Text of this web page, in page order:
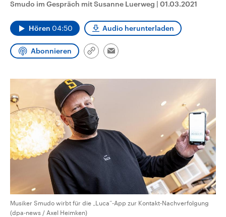
und Kandidaten der anstehenden
Audio-Archiv
Smudo im Gespräch mit Susanne Luerweg | 01.03.2021
Hören 04:50 Audio herunterladen
Abonnieren
Link
Email
Musiker Smudo wirbt für die „Luca“-App zur Kontakt-Nachverfolgung
(dpa-news / Axel Heimken)